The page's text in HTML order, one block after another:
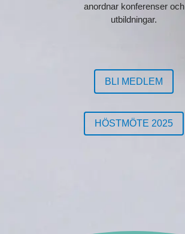
anordnar konferenser och
utbildningar.
BLI MEDLEM
HÖSTMÖTE 2025